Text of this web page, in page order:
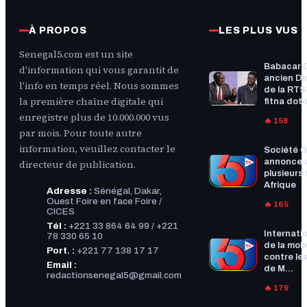
À PROPOS
Senegal5.com est un site
d'information qui vous garantit de
l'info en temps réel. Nous sommes
la première chaîne digitale qui
enregistre plus de 10.000.000 vus
par mois. Pour toute autre
information, veuillez contacter le
directeur de publication.
Adresse : Sénégal, Dakar,
Ouest Foire en face Foire /
CICES
Tél : +221 33 864 64 99 / +221
78 330 65 10
Port. : +221 77 138 17 17
Email :
redactionsenegal5@gmail.com
LES PLUS VUS
Babacar
ancien
de la RTS
fitna
🔥 158
Société
annonce
plusieurs
Afrique
🔥 165
de la
contre
de M...
🔥 179